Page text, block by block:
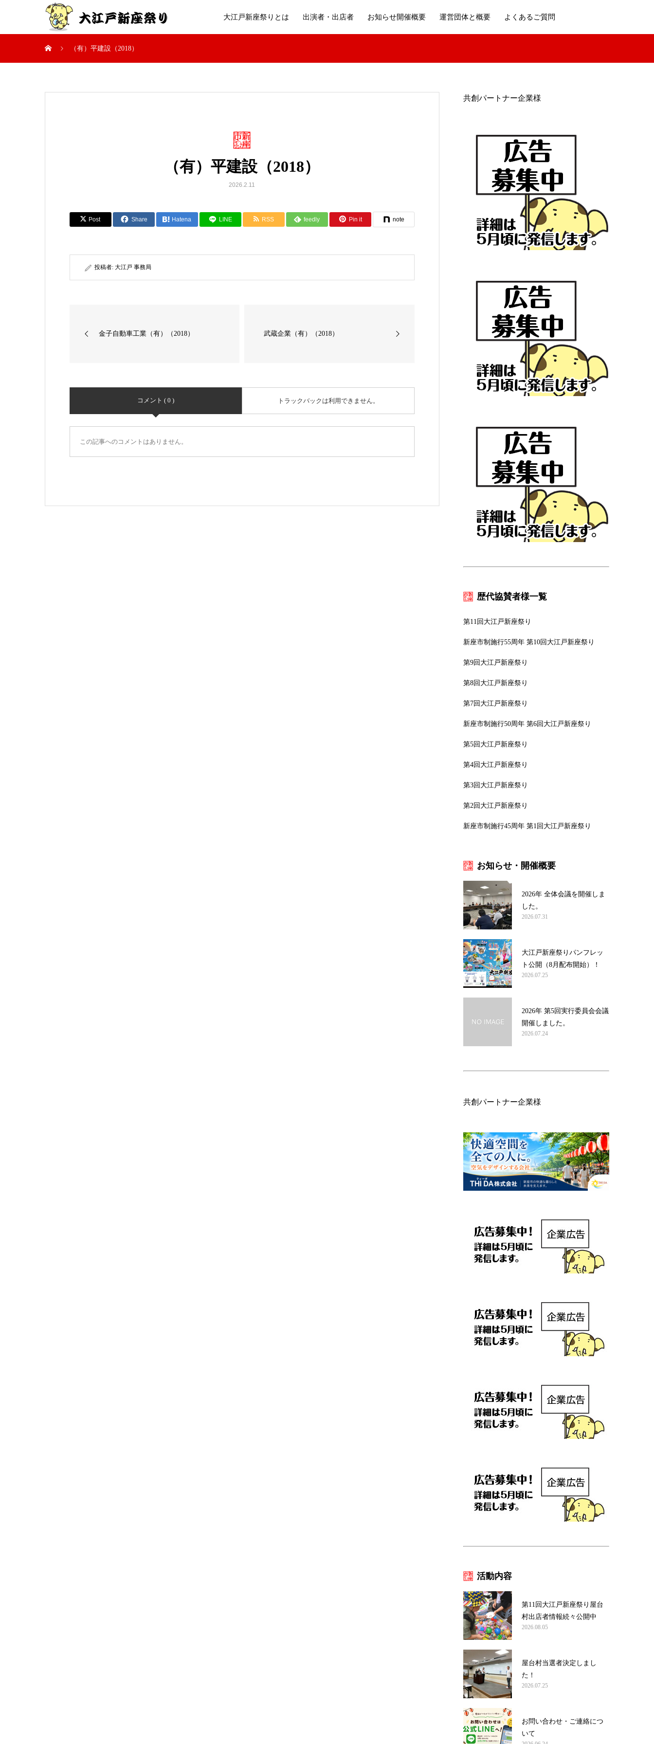
大江戸新座祭りとは 出演者・出店者 お知らせ開催概要 運営団体と概要 よくあるご質問
（有）平建設（2018）
（有）平建設（2018）
2026.2.11
Post Share Hatena LINE RSS feedly Pin it note
投稿者: 大江戸 事務局
金子自動車工業（有）（2018） 武蔵企業（有）（2018）
コメント ( 0 ) トラックバックは利用できません。
この記事へのコメントはありません。
共創パートナー企業様
歴代協賛者様一覧
第11回大江戸新座祭り
新座市制施行55周年 第10回大江戸新座祭り
第9回大江戸新座祭り
第8回大江戸新座祭り
第7回大江戸新座祭り
新座市制施行50周年 第6回大江戸新座祭り
第5回大江戸新座祭り
第4回大江戸新座祭り
第3回大江戸新座祭り
第2回大江戸新座祭り
新座市制施行45周年 第1回大江戸新座祭り
お知らせ・開催概要
2026年 全体会議を開催しま
した。
2026.07.31
大江戸新座祭りパンフレッ
ト公開（8月配布開始）！
2026.07.25
2026年 第5回実行委員会会議
開催しました。
2026.07.24
共創パートナー企業様
活動内容
第11回大江戸新座祭り屋台
村出店者情報続々公開中
2026.08.05
屋台村当選者決定しまし
た！
2026.07.25
お問い合わせ・ご連絡につ
いて